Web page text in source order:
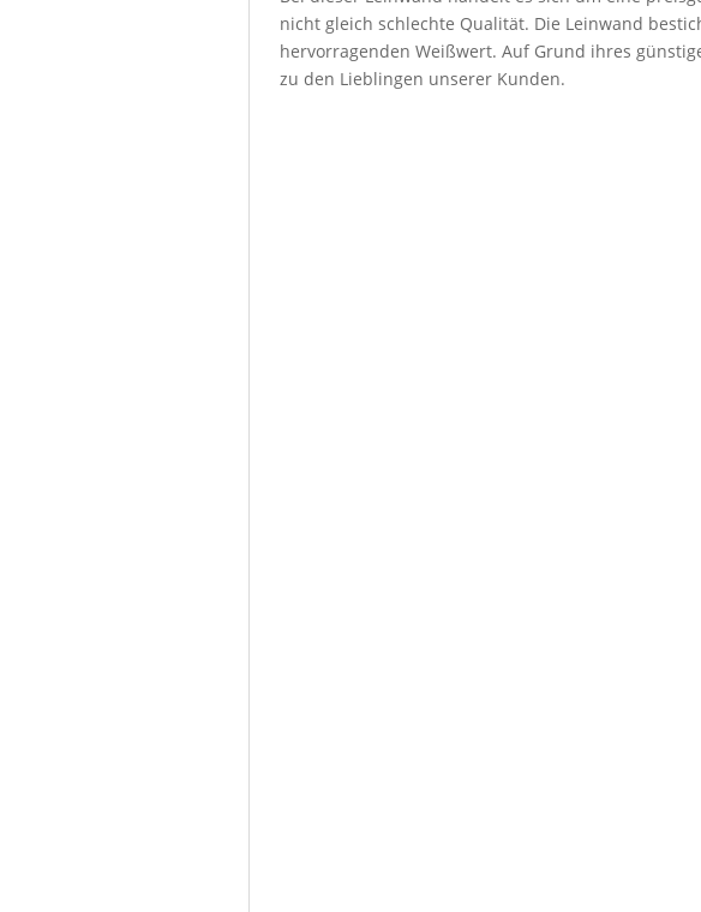
nicht gleich schlechte Qualität. Die Leinwand
hervorragenden Weißwert. Auf Grund ihres
zu den Lieblingen unserer Kunden.